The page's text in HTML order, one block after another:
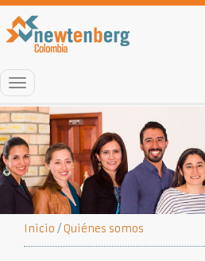
Menú
Inicio / Quiénes somos